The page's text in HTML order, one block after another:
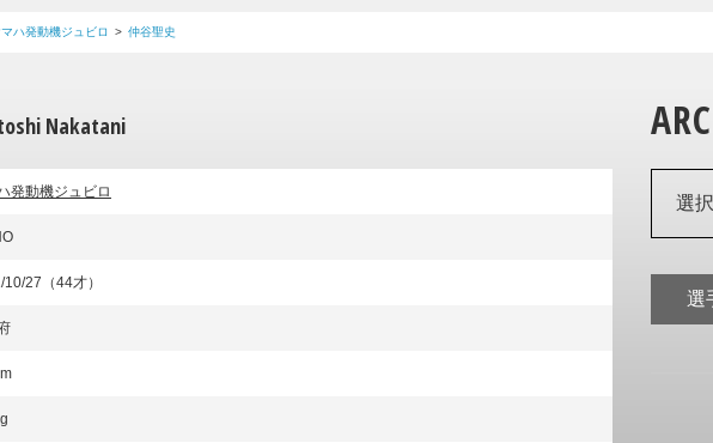
ハ発動機ジュビロ 仲谷聖史
Nakatani
発動機ジュビロ
10/27（44才）
選
選